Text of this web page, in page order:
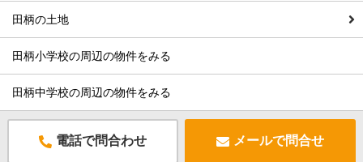
田柄の土地
田柄小学校の周辺の物件をみる
田柄中学校の周辺の物件をみる
電話で問合わせ メールで問合せ